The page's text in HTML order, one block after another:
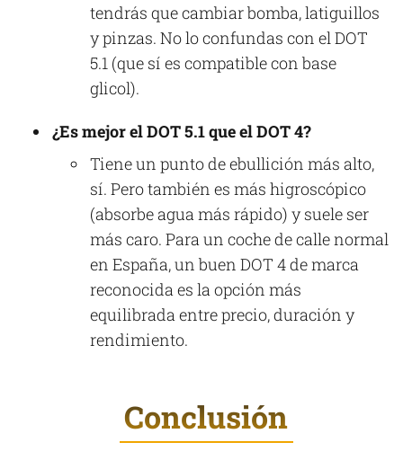
tendrás que cambiar bomba, latiguillos
y pinzas. No lo confundas con el DOT
5.1 (que sí es compatible con base
glicol).
¿Es mejor el DOT 5.1 que el DOT 4?
Tiene un punto de ebullición más alto,
sí. Pero también es más higroscópico
(absorbe agua más rápido) y suele ser
más caro. Para un coche de calle normal
en España, un buen DOT 4 de marca
reconocida es la opción más
equilibrada entre precio, duración y
rendimiento.
Conclusión